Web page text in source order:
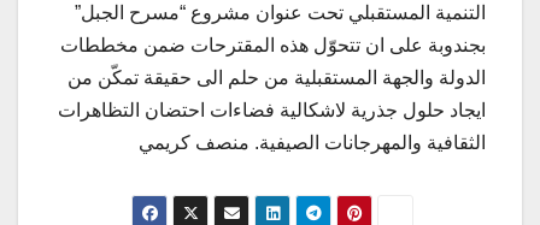
التنمية المستقبلي تحت عنوان مشروع “مسرح الجبل”
بجندوبة على ان تتحوّل هذه المقترحات ضمن مخططات
الدولة والجهة المستقبلية من حلم الى حقيقة تمكّن من
ايجاد حلول جذرية لاشكالية فضاءات احتضان التظاهرات
الثقافية والمهرجانات الصيفية. منصف كريمي